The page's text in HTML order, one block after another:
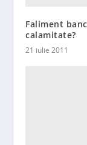
Faliment
calamitate?
21 iulie 2011